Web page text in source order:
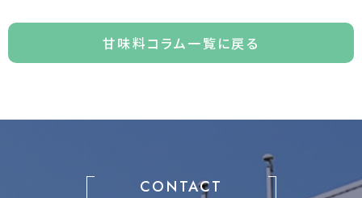
甘味料コラム一覧に戻る
CONTACT